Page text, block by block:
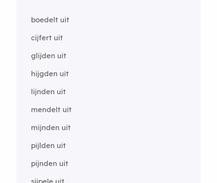
boedelt uit
cijfert uit
glijden uit
hijgden uit
lijnden uit
mendelt uit
mijnden uit
pijlden uit
pijnden uit
sijpele uit